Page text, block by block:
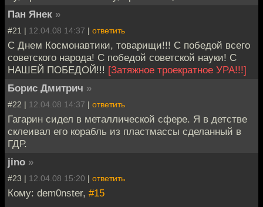
Пан Янек »
#21 | 12.04.08 14:37 | ответить
С Днем Космонавтики, товарищи!!! С победой всего
советского народа! С победой советской науки! С
НАШЕЙ ПОБЕДОЙ!!! [Затяжное троекратное УРА!!!]
Борис Дмитрич »
#22 | 12.04.08 14:37 | ответить
Гагарин сидел в металлической сфере. Я в детстве
склеивал его корабль из пластмассы сделанный в
ГДР.
jino »
#23 | 12.04.08 15:20 | ответить
Кому: dem0nster, #15